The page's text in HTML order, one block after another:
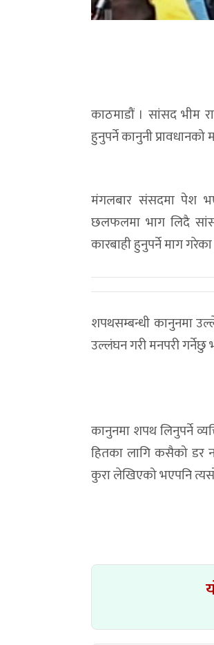
काठमाडौं । सांसद भीम
हुनुपर्ने कानुनी
मंगलबार संसदमा पेश
छलफलमा भाग लिदै
कारबाही हुनुपर्ने माग
शपथसम्बन्धी कानुनमा
उल्लंघन गरी मनपरी
कानुनमा शपथ लिनुपर्ने
हितका लागि कसैको डर
कुरा लेखिएको भएपनि